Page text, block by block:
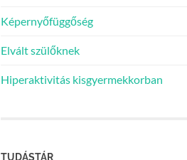
Képernyőfüggőség
Elvált szülőknek
Hiperaktivitás kisgyermekkorban
TUDÁSTÁR